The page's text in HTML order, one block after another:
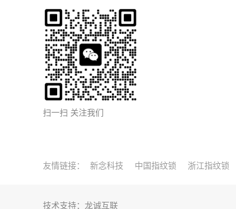
扫一扫 关注我们
友情链接： 新念科技 中国指纹锁 浙江指纹锁
技术支持： 龙诚互联